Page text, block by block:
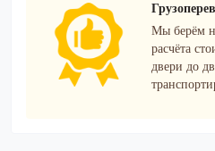
Мы берём
расчёта
двери до